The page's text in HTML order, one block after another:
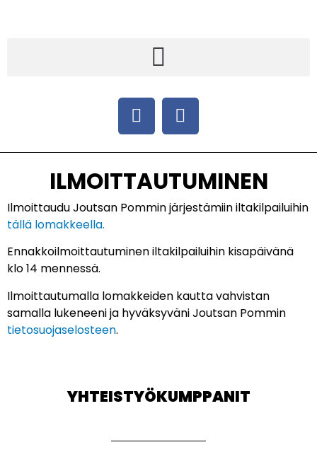
ILMOITTAUTUMINEN
Ilmoittaudu Joutsan Pommin järjestämiin iltakilpailuihin
tällä lomakkeella.
Ennakkoilmoittautuminen iltakilpailuihin kisapäivänä
klo 14 mennessä.
Ilmoittautumalla lomakkeiden kautta vahvistan
samalla lukeneeni ja hyväksyväni Joutsan Pommin
tietosuojaselosteen.
YHTEISTYÖKUMPPANIT